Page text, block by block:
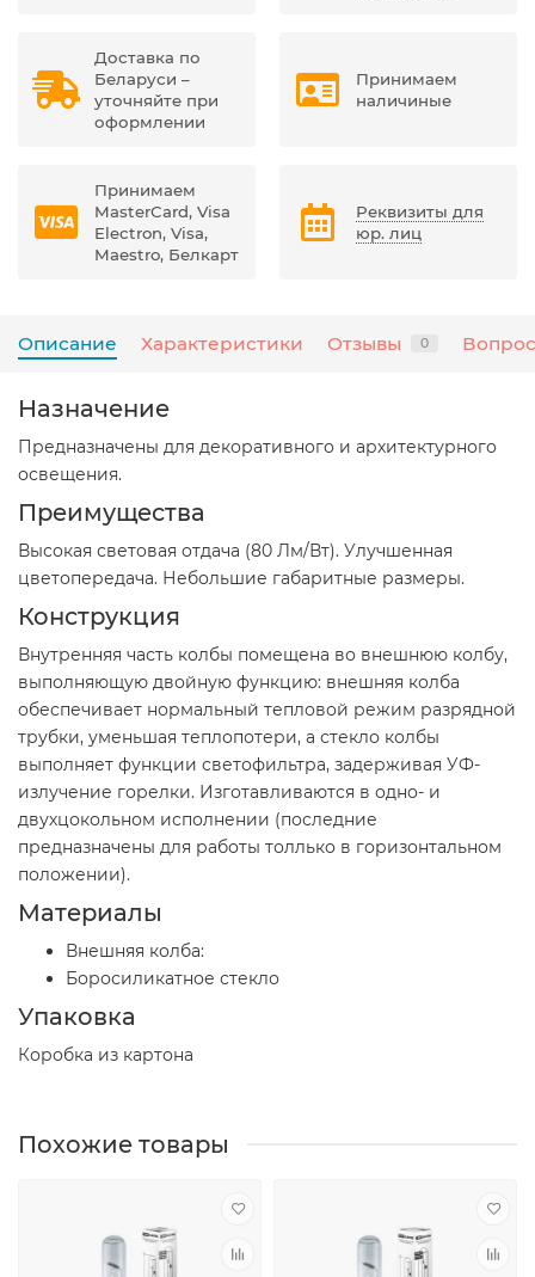
Доставка по
Беларуси –
уточняйте при
оформлении
Принимаем
наличиные
Принимаем
MasterCard, Visa
Electron, Visa,
Maestro, Белкарт
Реквизиты для
юр. лиц
Описание Характеристики Отзывы 0
Назначение
Предназначены для декоративного и архитектурного
освещения.
Преимущества
Высокая световая отдача (80 Лм/Вт). Улучшенная
цветопередача. Небольшие габаритные размеры.
Конструкция
Внутренняя часть колбы помещена во внешнюю колбу,
выполняющую двойную функцию: внешняя колба
обеспечивает нормальный тепловой режим разрядной
трубки, уменьшая теплопотери, а стекло колбы
выполняет функции светофильтра, задерживая УФ-
излучение горелки. Изготавливаются в одно- и
двухцокольном исполнении (последние
предназначены для работы толлько в горизонтальном
положении).
Материалы
Внешняя колба:
Боросиликатное стекло
Упаковка
Коробка из картона
Похожие товары